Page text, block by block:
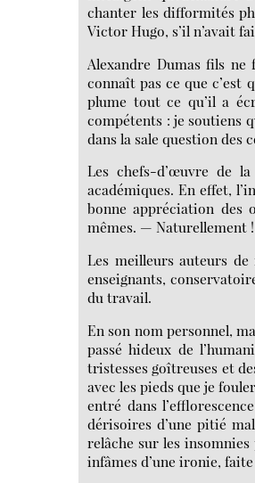
chanter les difformités
Victor Hugo, s’il n’avait
Alexandre Dumas fils
connaît pas ce que c’est
plume tout ce qu’il a
compétents : je soutiens
dans la sale question des
Les chefs-d’œuvre de
académiques. En effet,
bonne appréciation des
mêmes. — Naturellement !
Les meilleurs auteurs
enseignants,
du travail.
En son nom personnel,
passé hideux de
tristesses goîtreuses et
avec les pieds que je
entré dans
dérisoires d’une pitié
relâche sur les insomnies
infâmes d’une ironie,